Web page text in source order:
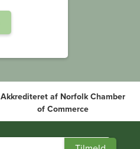
Akkrediteret af Norfolk Chamber
of Commerce